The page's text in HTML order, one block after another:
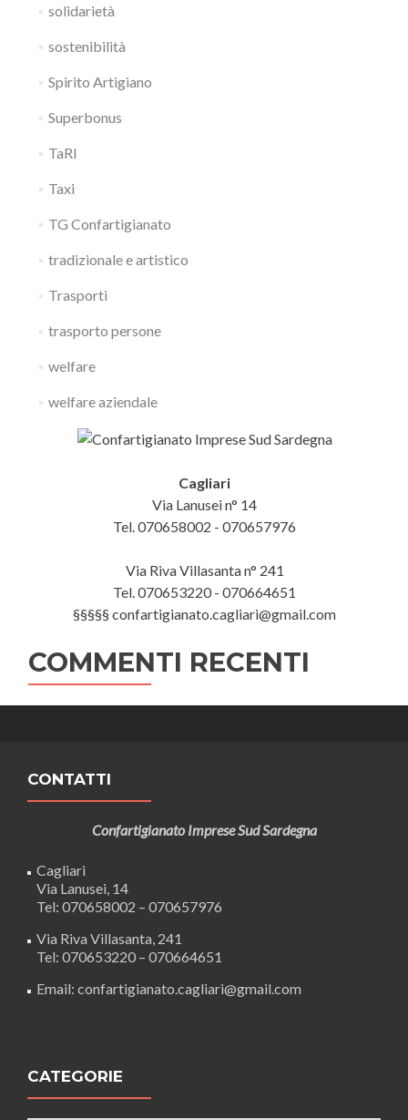
solidarietà
sostenibilità
Spirito Artigiano
Superbonus
TaRI
Taxi
TG Confartigianato
tradizionale e artistico
Trasporti
trasporto persone
welfare
welfare aziendale
Cagliari
Via Lanusei n° 14
Tel. 070658002 - 070657976
Via Riva Villasanta n° 241
Tel. 070653220 - 070664651
§§§§§ confartigianato.cagliari@gmail.com
COMMENTI RECENTI
CONTATTI
Confartigianato Imprese Sud Sardegna
Cagliari
Via Lanusei, 14
Tel: 070658002 – 070657976
Via Riva Villasanta, 241
Tel: 070653220 – 070664651
Email: confartigianato.cagliari@gmail.com
CATEGORIE